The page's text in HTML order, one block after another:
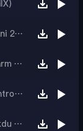
【韩风弹跳】Unchain My Heart(Giovani 2K22 RKit)
【韩风弹跳】MCCREA - Raise the Alarm [WAXXAVA003]
【韩风弹跳】666 - Rhythm Takes Control (B.A.S.E)
【韩国Bounce】WYVERN (KOR) - Jakdu Beat (Original Mix)